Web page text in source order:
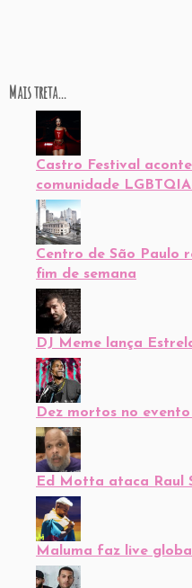
Mais treta…
Castro Festival
comunidade
Centro de São Paulo
fim de semana
DJ Meme lança
Dez mortos no
Ed Motta ataca Raul
Maluma faz live